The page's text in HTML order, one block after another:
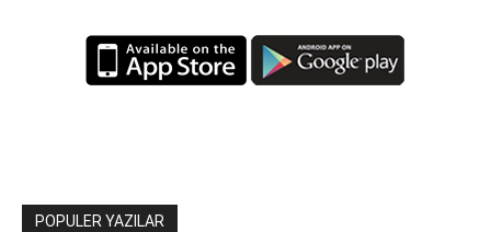
POPULER YAZILAR